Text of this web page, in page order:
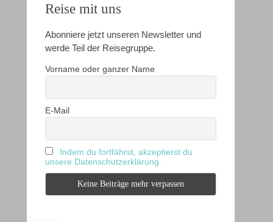
Reise mit uns
Abonniere jetzt unseren Newsletter und
werde Teil der Reisegruppe.
Vorname oder ganzer Name
E-Mail
Indem du fortfährst, akzeptierst du
unsere Datenschutzerklärung.